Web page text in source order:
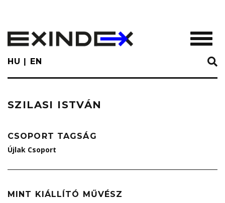
main
content
HU EN
SZILASI ISTVÁN
CSOPORT TAGSÁG
Újlak Csoport
MINT KIÁLLÍTÓ MŰVÉSZ